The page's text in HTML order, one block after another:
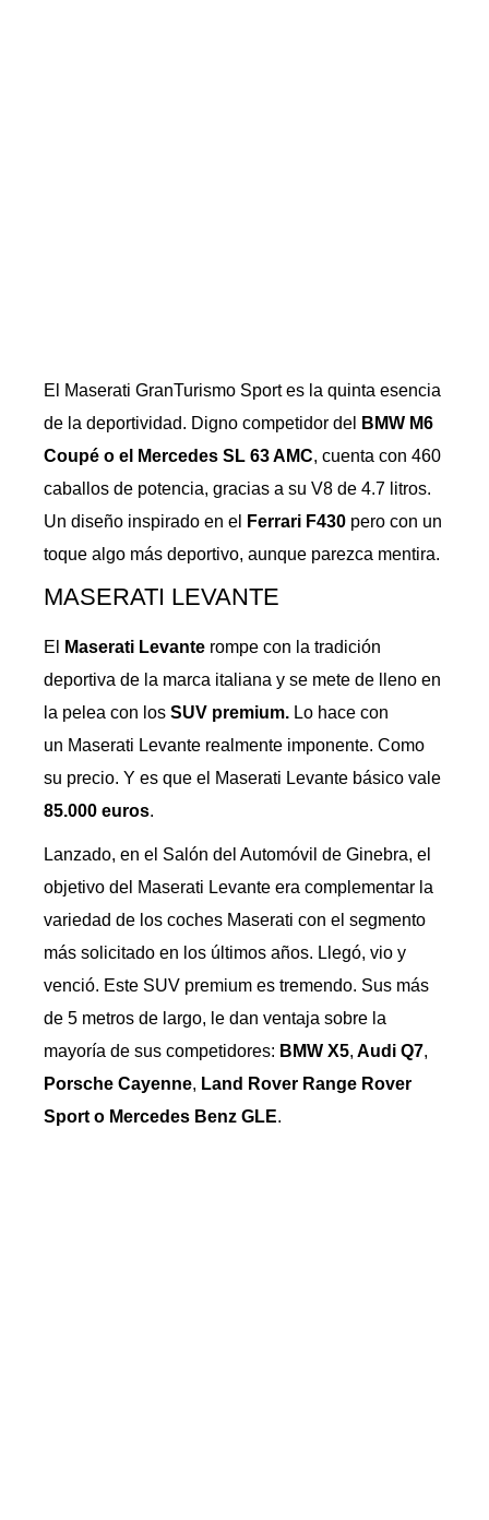
El Maserati GranTurismo Sport es la quinta esencia
de la deportividad. Digno competidor del
BMW M6
Coupé o el Mercedes SL 63 AMC, cuenta con 460
caballos de potencia, gracias a su V8 de 4.7 litros.
Un diseño inspirado en el
Ferrari F430 pero con un
toque algo más deportivo, aunque parezca mentira.
MASERATI LEVANTE
El Maserati Levante rompe con la tradición
deportiva de la marca italiana y se mete de lleno en
la pelea con los SUV premium. Lo hace con
un Maserati Levante realmente imponente. Como
su precio. Y es que el Maserati Levante básico vale
85.000 euros.
Lanzado, en el Salón del Automóvil de Ginebra, el
objetivo del Maserati Levante era complementar la
variedad de los coches Maserati con el segmento
más solicitado en los últimos años. Llegó, vio y
venció. Este SUV premium es tremendo. Sus más
de 5 metros de largo, le dan ventaja sobre la
mayoría de sus competidores: BMW X5, Audi Q7,
Porsche Cayenne, Land Rover Range Rover
Sport o Mercedes Benz GLE.